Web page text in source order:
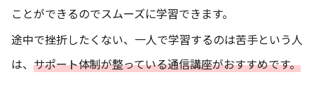
ことができるのでスムーズに学習できます。
途中で挫折したくない、一人で学習するのは苦手という人
は、 サポート体制が整っている通信講座がおすすめです。